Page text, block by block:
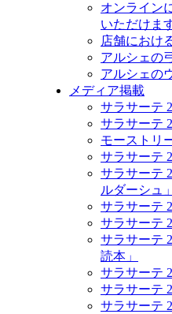
オンライン
いただけま
店舗におけ
アルシェの
アルシェの
メディア掲載
サラサーテ
サラサーテ
モーストリ
サラサーテ
サラサーテ
ルダーシュ」
サラサーテ
サラサーテ
サラサーテ
読本」
サラサーテ
サラサーテ
サラサーテ